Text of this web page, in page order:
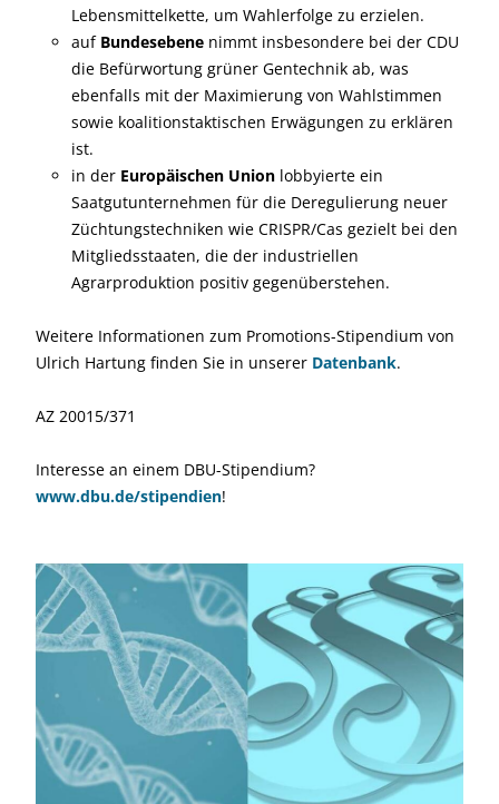
Lebensmittelkette, um Wahlerfolge zu erzielen.
auf Bundesebene nimmt insbesondere bei der CDU
die Befürwortung grüner Gentechnik ab, was
ebenfalls mit der Maximierung von Wahlstimmen
sowie koalitionstaktischen Erwägungen zu erklären
ist.
in der Europäischen Union lobbyierte ein
Saatgutunternehmen für die Deregulierung neuer
Züchtungstechniken wie CRISPR/Cas gezielt bei den
Mitgliedsstaaten, die der industriellen
Agrarproduktion positiv gegenüberstehen.
Weitere Informationen zum Promotions-Stipendium von
Ulrich Hartung finden Sie in unserer Datenbank.
AZ 20015/371
Interesse an einem DBU-Stipendium?
www.dbu.de/stipendien!